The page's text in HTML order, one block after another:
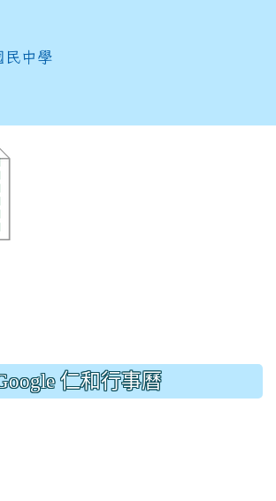
度上學期第18週12/
仁和行事曆